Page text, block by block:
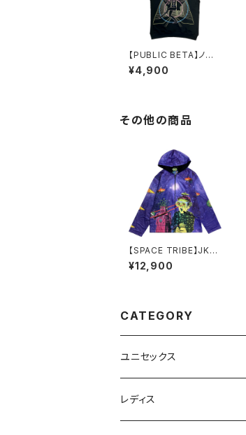
【PUBLIC BETA】ノー
スリーブフーディーCYB
ER GODDESS
¥4,900
その他の商品
【SPACE TRIBE】JK15
9 DP003:SUBLIME
HOODED JACKET-S
¥12,900
CATEGORY
ユニセックス
半袖Tシャツ
レディス